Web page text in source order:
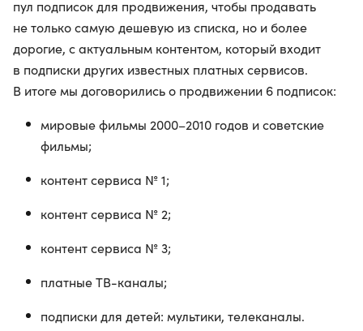
пул подписок для продвижения, чтобы продавать
не только самую дешевую из списка, но и более
дорогие, с актуальным контентом, который входит
в подписки других известных платных сервисов.
В итоге мы договорились о продвижении 6 подписок:
мировые фильмы 2000–2010 годов и советские
фильмы;
контент сервиса № 1;
контент сервиса № 2;
контент сервиса № 3;
платные ТВ-каналы;
подписки для детей: мультики, телеканалы.